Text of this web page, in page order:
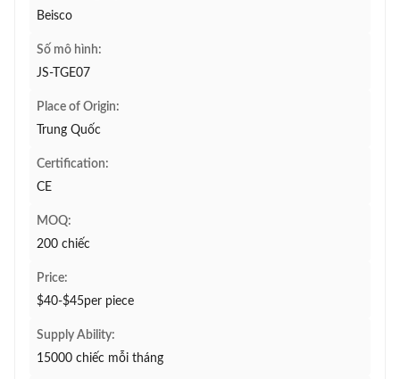
Beisco
Số mô hình:
JS-TGE07
Place of Origin:
Trung Quốc
Certification:
CE
MOQ:
200 chiếc
Price:
$40-$45per piece
Supply Ability:
15000 chiếc mỗi tháng